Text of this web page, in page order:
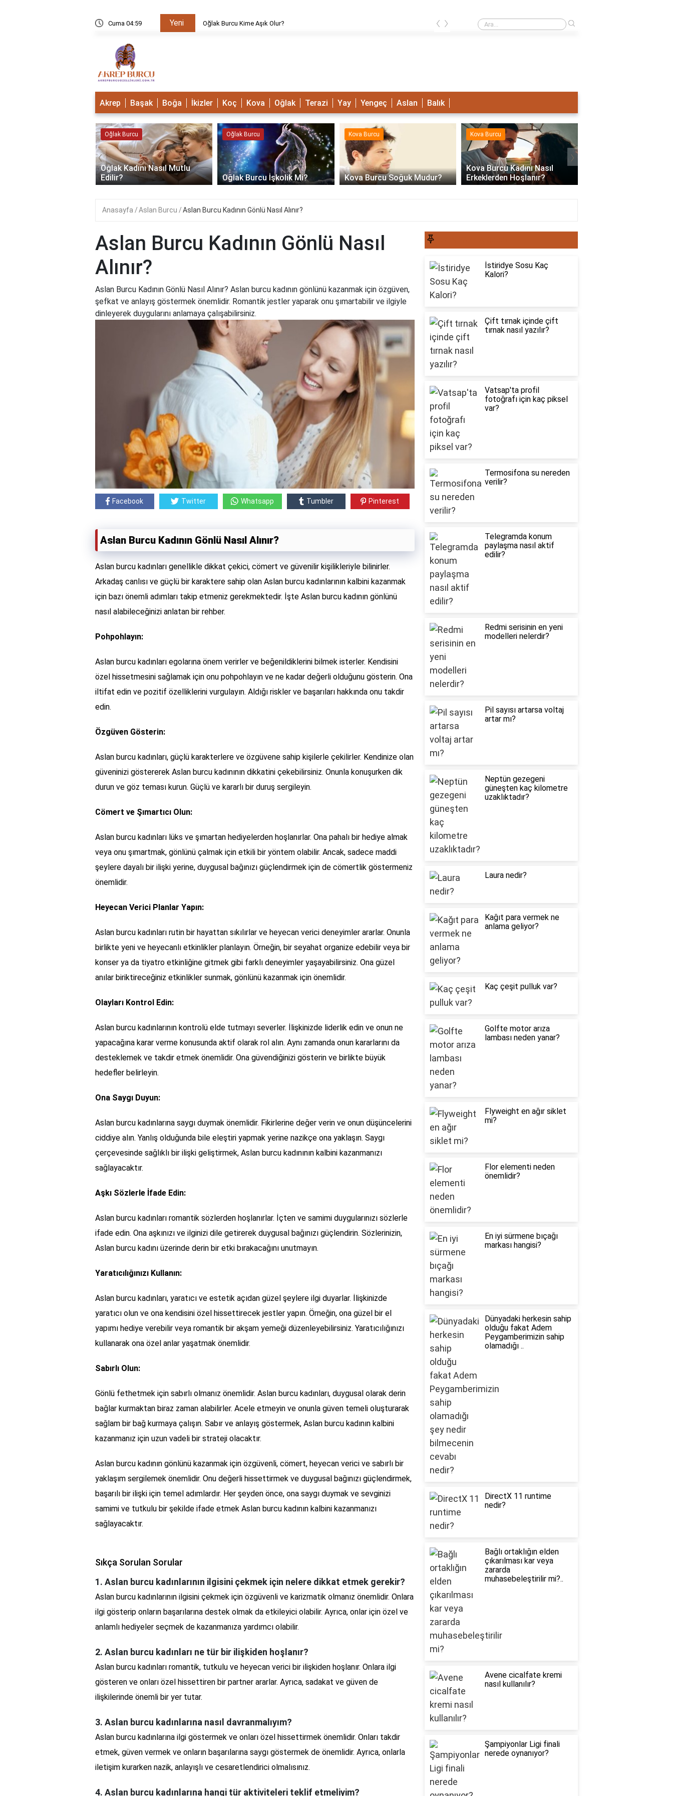
Cuma 04:59 Yeni Oğlak Burcu Kime Aşık Olur? Terazi Erkeği Nasıl Sevişir?
‹ ›
Akrep Başak Boğa İkizler Koç Kova Oğlak Terazi Yay Yengeç Aslan Balık
Oğlak Burcu
Oğlak Kadını Nasıl Mutlu
Edilir?
Oğlak Burcu
Oğlak Burcu İşkolik Mi?
Kova Burcu
Kova Burcu Soğuk Mudur?
Kova Burcu
Kova Burcu Kadını Nasıl
Erkeklerden Hoşlanır?
‹ ›
Anasayfa Aslan Burcu Aslan Burcu Kadının Gönlü Nasıl Alınır?
Aslan Burcu Kadının Gönlü Nasıl
Alınır?
Aslan Burcu Kadının Gönlü Nasıl Alınır? Aslan burcu kadının gönlünü kazanmak için özgüven,
şefkat ve anlayış göstermek önemlidir. Romantik jestler yaparak onu şımartabilir ve ilgiyle
dinleyerek duygularını anlamaya çalışabilirsiniz.
Facebook Twitter Whatsapp Tumbler Pinterest
Aslan Burcu Kadının Gönlü Nasıl Alınır?
Aslan burcu kadınları genellikle dikkat çekici, cömert ve güvenilir kişilikleriyle bilinirler.
Arkadaş canlısı ve güçlü bir karaktere sahip olan Aslan burcu kadınlarının kalbini kazanmak
için bazı önemli adımları takip etmeniz gerekmektedir. İşte Aslan burcu kadının gönlünü
nasıl alabileceğinizi anlatan bir rehber.
Pohpohlayın:
Aslan burcu kadınları egolarına önem verirler ve beğenildiklerini bilmek isterler. Kendisini
özel hissetmesini sağlamak için onu pohpohlayın ve ne kadar değerli olduğunu gösterin. Ona
iltifat edin ve pozitif özelliklerini vurgulayın. Aldığı riskler ve başarıları hakkında onu takdir
edin.
Özgüven Gösterin:
Aslan burcu kadınları, güçlü karakterlere ve özgüvene sahip kişilerle çekilirler. Kendinize olan
güveninizi göstererek Aslan burcu kadınının dikkatini çekebilirsiniz. Onunla konuşurken dik
durun ve göz teması kurun. Güçlü ve kararlı bir duruş sergileyin.
Cömert ve Şımartıcı Olun:
Aslan burcu kadınları lüks ve şımartan hediyelerden hoşlanırlar. Ona pahalı bir hediye almak
veya onu şımartmak, gönlünü çalmak için etkili bir yöntem olabilir. Ancak, sadece maddi
şeylere dayalı bir ilişki yerine, duygusal bağınızı güçlendirmek için de cömertlik göstermeniz
önemlidir.
Heyecan Verici Planlar Yapın:
Aslan burcu kadınları rutin bir hayattan sıkılırlar ve heyecan verici deneyimler ararlar. Onunla
birlikte yeni ve heyecanlı etkinlikler planlayın. Örneğin, bir seyahat organize edebilir veya bir
konser ya da tiyatro etkinliğine gitmek gibi farklı deneyimler yaşayabilirsiniz. Ona güzel
anılar biriktireceğiniz etkinlikler sunmak, gönlünü kazanmak için önemlidir.
Olayları Kontrol Edin:
Aslan burcu kadınlarının kontrolü elde tutmayı severler. İlişkinizde liderlik edin ve onun ne
yapacağına karar verme konusunda aktif olarak rol alın. Aynı zamanda onun kararlarını da
desteklemek ve takdir etmek önemlidir. Ona güvendiğinizi gösterin ve birlikte büyük
hedefler belirleyin.
Ona Saygı Duyun:
Aslan burcu kadınlarına saygı duymak önemlidir. Fikirlerine değer verin ve onun düşüncelerini
ciddiye alın. Yanlış olduğunda bile eleştiri yapmak yerine nazikçe ona yaklaşın. Saygı
çerçevesinde sağlıklı bir ilişki geliştirmek, Aslan burcu kadınının kalbini kazanmanızı
sağlayacaktır.
Aşkı Sözlerle İfade Edin:
Aslan burcu kadınları romantik sözlerden hoşlanırlar. İçten ve samimi duygularınızı sözlerle
ifade edin. Ona aşkınızı ve ilginizi dile getirerek duygusal bağınızı güçlendirin. Sözlerinizin,
Aslan burcu kadını üzerinde derin bir etki bırakacağını unutmayın.
Yaratıcılığınızı Kullanın:
Aslan burcu kadınları, yaratıcı ve estetik açıdan güzel şeylere ilgi duyarlar. İlişkinizde
yaratıcı olun ve ona kendisini özel hissettirecek jestler yapın. Örneğin, ona güzel bir el
yapımı hediye verebilir veya romantik bir akşam yemeği düzenleyebilirsiniz. Yaratıcılığınızı
kullanarak ona özel anlar yaşatmak önemlidir.
Sabırlı Olun:
Gönlü fethetmek için sabırlı olmanız önemlidir. Aslan burcu kadınları, duygusal olarak derin
bağlar kurmaktan biraz zaman alabilirler. Acele etmeyin ve onunla güven temeli oluşturarak
sağlam bir bağ kurmaya çalışın. Sabır ve anlayış göstermek, Aslan burcu kadının kalbini
kazanmanız için uzun vadeli bir strateji olacaktır.
Aslan burcu kadının gönlünü kazanmak için özgüvenli, cömert, heyecan verici ve sabırlı bir
yaklaşım sergilemek önemlidir. Onu değerli hissettirmek ve duygusal bağınızı güçlendirmek,
başarılı bir ilişki için temel adımlardır. Her şeyden önce, ona saygı duymak ve sevginizi
samimi ve tutkulu bir şekilde ifade etmek Aslan burcu kadının kalbini kazanmanızı
sağlayacaktır.
Sıkça Sorulan Sorular
1. Aslan burcu kadınlarının ilgisini çekmek için nelere dikkat etmek gerekir?
Aslan burcu kadınlarının ilgisini çekmek için özgüvenli ve karizmatik olmanız önemlidir. Onlara
ilgi gösterip onların başarılarına destek olmak da etkileyici olabilir. Ayrıca, onlar için özel ve
anlamlı hediyeler seçmek de kazanmanıza yardımcı olabilir.
2. Aslan burcu kadınları ne tür bir ilişkiden hoşlanır?
Aslan burcu kadınları romantik, tutkulu ve heyecan verici bir ilişkiden hoşlanır. Onlara ilgi
gösteren ve onları özel hissettiren bir partner ararlar. Ayrıca, sadakat ve güven de
ilişkilerinde önemli bir yer tutar.
3. Aslan burcu kadınlarına nasıl davranmalıyım?
Aslan burcu kadınlarına ilgi göstermek ve onları özel hissettirmek önemlidir. Onları takdir
etmek, güven vermek ve onların başarılarına saygı göstermek de önemlidir. Ayrıca, onlarla
iletişim kurarken nazik, anlayışlı ve cesaretlendirici olmalısınız.
4. Aslan burcu kadınlarına hangi tür aktiviteleri teklif etmeliyim?
İstiridye Sosu Kaç
Kalori?
Çift tırnak içinde çift
tırnak nasıl yazılır?
Vatsap'ta profil
fotoğrafı için kaç piksel
var?
Termosifona su nereden
verilir?
Telegramda konum
paylaşma nasıl aktif
edilir?
Redmi serisinin en yeni
modelleri nelerdir?
Pil sayısı artarsa voltaj
artar mı?
Neptün gezegeni
güneşten kaç kilometre
uzaklıktadır?
Laura nedir?
Kağıt para vermek ne
anlama geliyor?
Kaç çeşit pulluk var?
Golfte motor arıza
lambası neden yanar?
Flyweight en ağır siklet
mi?
Flor elementi neden
önemlidir?
En iyi sürmene bıçağı
markası hangisi?
Dünyadaki herkesin sahip
olduğu fakat Adem
Peygamberimizin sahip
olamadığı ..
DirectX 11 runtime
nedir?
Bağlı ortaklığın elden
çıkarılması kar veya
zararda
muhasebeleştirilir mi?..
Avene cicalfate kremi
nasıl kullanılır?
Şampiyonlar Ligi finali
nerede oynanıyor?